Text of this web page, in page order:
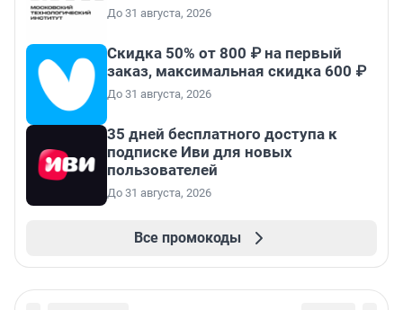
До 31 августа, 2026
Скидка 50% от 800 ₽ на первый
заказ, максимальная скидка 600 ₽
До 31 августа, 2026
35 дней бесплатного доступа к
подписке Иви для новых
пользователей
До 31 августа, 2026
Все промокоды